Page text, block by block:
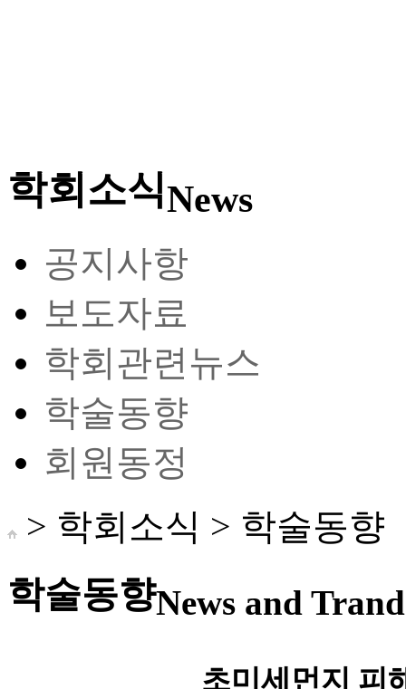
학회소식News
공지사항
보도자료
학회관련뉴스
학술동향
회원동정
> 학회소식 > 학술동향
학술동향News and
초미세먼지 피